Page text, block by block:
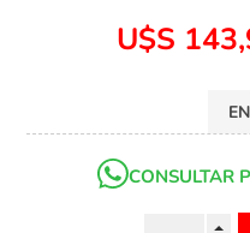
U$S
CONSULTAR